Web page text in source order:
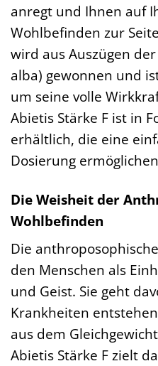
anregt und Ihnen auf
Wohlbefinden zur
wird aus Auszügen
alba) gewonnen und
um seine volle
Abietis Stärke F ist in
erhältlich, die eine
Dosierung
Die Weisheit der
Wohlbefinden
Die
den Menschen als
und Geist. Sie geht
Krankheiten
aus dem
Abietis Stärke F zielt